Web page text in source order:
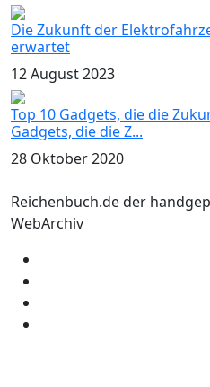
Die Zukunft der
erwartet
12 August 2023
Top 10 Gadgets, die die
Gadgets, die die Z...
28 Oktober 2020
Reichenbuch.de der
WebArchiv